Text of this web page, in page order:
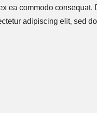
ea commodo
adipiscing elit, sed